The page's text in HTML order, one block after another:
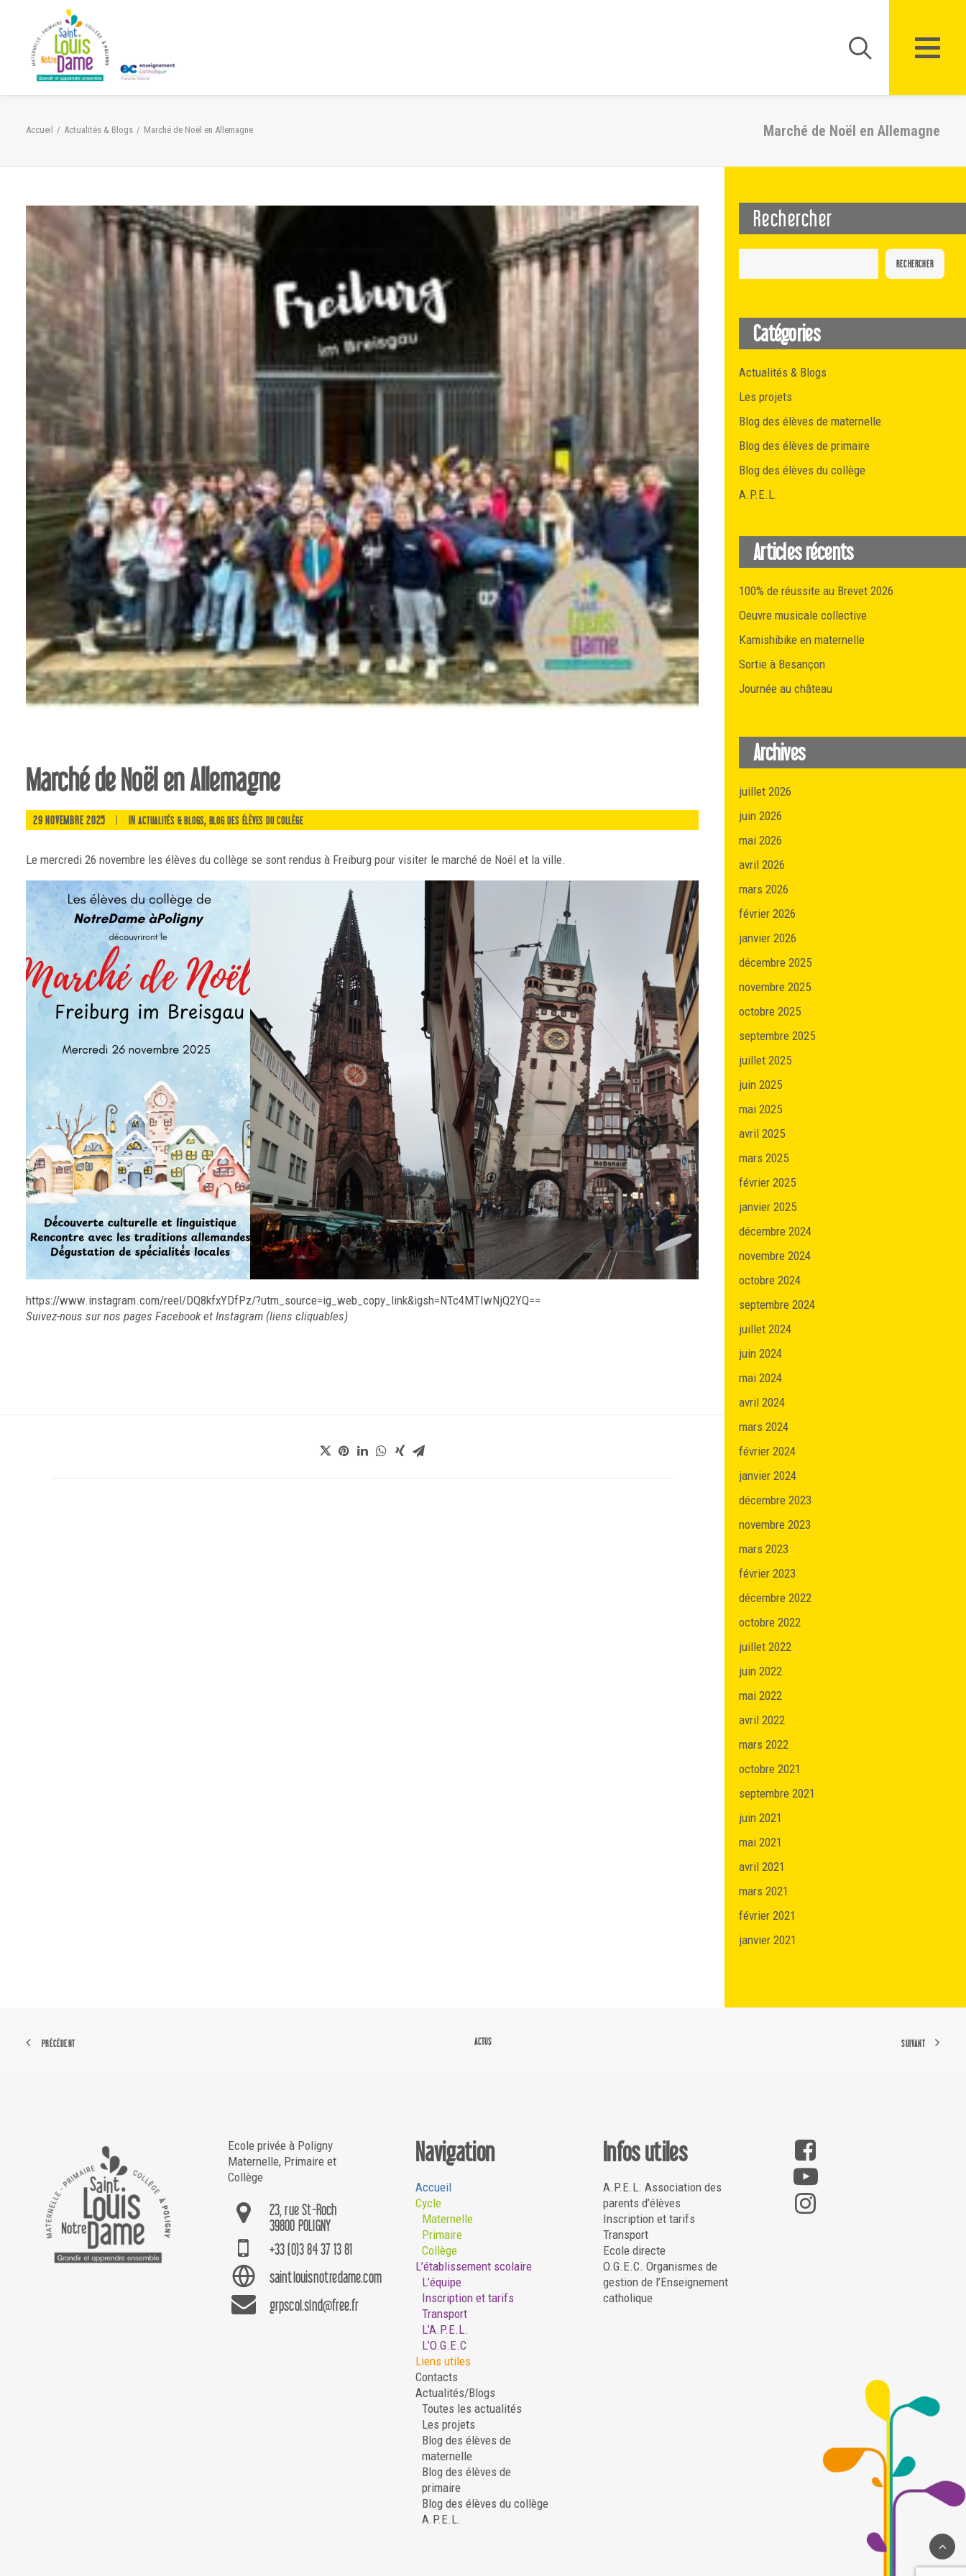
Marché de Noël en Allemagne
Accueil Actualités & Blogs Marché de Noël en Allemagne
Marché de Noël en Allemagne
29 NOVEMBRE 2025 INACTUALITÉS & BLOGS, BLOG DES ÉLÈVES DU COLLÈGE
Le mercredi 26 novembre les élèves du collège se sont rendus à Freiburg pour visiter le marché de Noël et la ville.
https://www.instagram.com/reel/DQ8kfxYDfPz/?utm_source=ig_web_copy_link&igsh=NTc4MTIwNjQ2YQ==
Suivez-nous sur nos pages Facebooket Instagram (liens cliquables)
Rechercher
RECHERCHER
Catégories
Actualités & Blogs
Les projets
Blog des élèves de maternelle
Blog des élèves de primaire
Blog des élèves du collège
A.P.E.L.
Articles récents
100% de réussite au Brevet 2026
Oeuvre musicale collective
Kamishibike en maternelle
Sortie à Besançon
Journée au château
Archives
juillet 2026
juin 2026
mai 2026
avril 2026
mars 2026
février 2026
janvier 2026
décembre 2025
novembre 2025
octobre 2025
septembre 2025
juillet 2025
juin 2025
mai 2025
avril 2025
mars 2025
février 2025
janvier 2025
décembre 2024
novembre 2024
octobre 2024
septembre 2024
juillet 2024
juin 2024
mai 2024
avril 2024
mars 2024
février 2024
janvier 2024
décembre 2023
novembre 2023
mars 2023
février 2023
décembre 2022
octobre 2022
juillet 2022
juin 2022
mai 2022
avril 2022
mars 2022
octobre 2021
septembre 2021
juin 2021
mai 2021
avril 2021
mars 2021
février 2021
janvier 2021
PRÉCÉDENT ACTUS SUIVANT
Ecole privée à Poligny
Maternelle, Primaire et
Collège
23, rue St-Roch
39800 POLIGNY
+33 (0)3 84 37 13 81
saintlouisnotredame.com
grpscol.slnd@free.fr
Navigation
Accueil
Cycle
Maternelle
Primaire
Collège
L’établissement scolaire
L’équipe
Inscription et tarifs
Transport
L’A.P.E.L.
L’O.G.E.C
Liens utiles
Contacts
Actualités/Blogs
Toutes les actualités
Les projets
Blog des élèves de
maternelle
Blog des élèves de
primaire
Blog des élèves du collège
A.P.E.L.
Infos utiles
A.P.E.L. Association des
parents d’élèves
Inscription et tarifs
Transport
Ecole directe
O.G.E.C. Organismes de
gestion de l’Enseignement
catholique
Panneau de gestion des cookies